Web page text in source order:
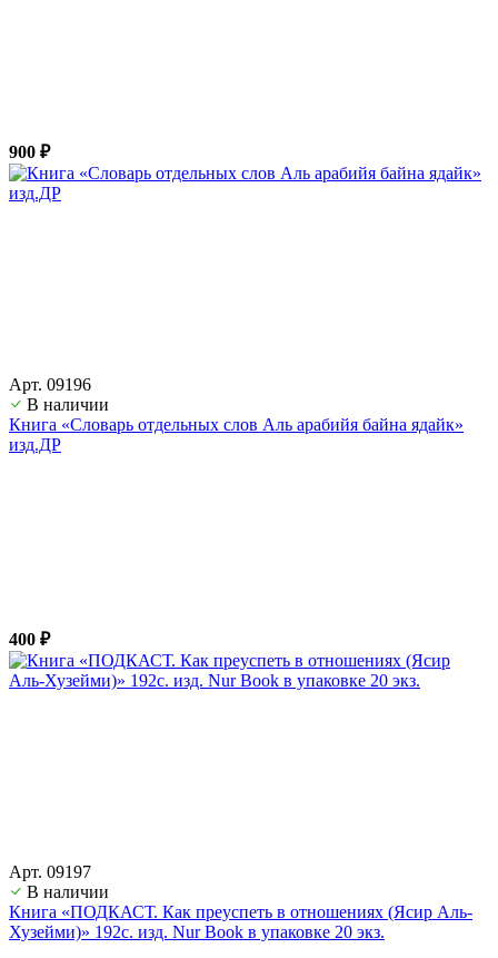
900 ₽
Арт. 09196
В наличии
Книга «Словарь отдельных слов Аль арабийя байна ядайк»
изд.ДР
400 ₽
Арт. 09197
В наличии
Книга «ПОДКАСТ. Как преуспеть в отношениях (Ясир Аль-
Хузейми)» 192с. изд. Nur Book в упаковке 20 экз.